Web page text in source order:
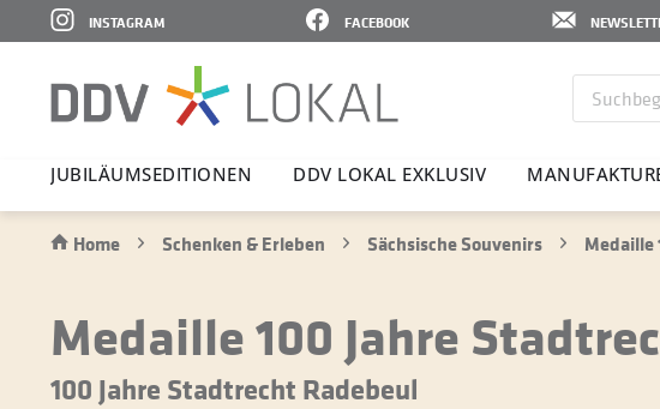
FACEBOOK
INSTAGRAM
JUBI­LÄ­UMS­E­DI­TIONEN DDV LOKAL EXKLUSIV
Home Schenken & Erleben Sächsische Souvenirs Medaille
Medaille 100 Jahre
100 Jahre Stadtrecht Radebeul